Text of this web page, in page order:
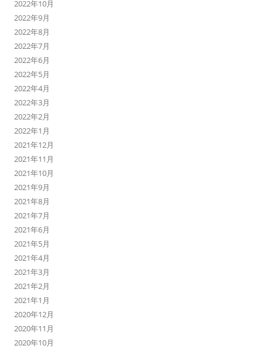
2022年10月
2022年9月
2022年8月
2022年7月
2022年6月
2022年5月
2022年4月
2022年3月
2022年2月
2022年1月
2021年12月
2021年11月
2021年10月
2021年9月
2021年8月
2021年7月
2021年6月
2021年5月
2021年4月
2021年3月
2021年2月
2021年1月
2020年12月
2020年11月
2020年10月